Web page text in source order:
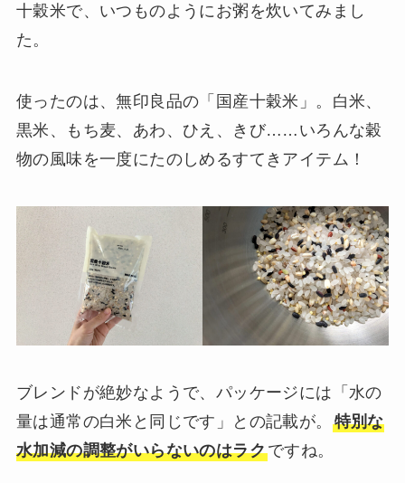
十穀米で、いつものようにお粥を炊いてみまし
た。
使ったのは、無印良品の「国産十穀米」。白米、
黒米、もち麦、あわ、ひえ、きび……いろんな穀
物の風味を一度にたのしめるすてきアイテム！
ブレンドが絶妙なようで、パッケージには「水の
量は通常の白米と同じです」との記載が。 特別な
水加減の調整がいらないのはラクですね。